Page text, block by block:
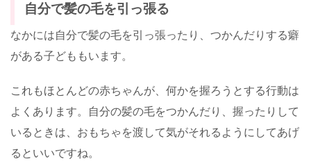
自分で髪の毛を引っ張る
なかには自分で髪の毛を引っ張ったり、つかんだりする癖
がある子どももいます。
これもほとんどの赤ちゃんが、何かを握ろうとする行動は
よくあります。自分の髪の毛をつかんだり、握ったりして
いるときは、おもちゃを渡して気がそれるようにしてあげ
るといいですね。